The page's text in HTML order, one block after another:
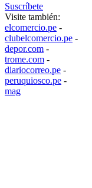
Suscríbete
Visite también:
elcomercio.pe -
clubelcomercio.pe -
depor.com -
trome.com -
diariocorreo.pe -
peruquiosco.pe -
mag